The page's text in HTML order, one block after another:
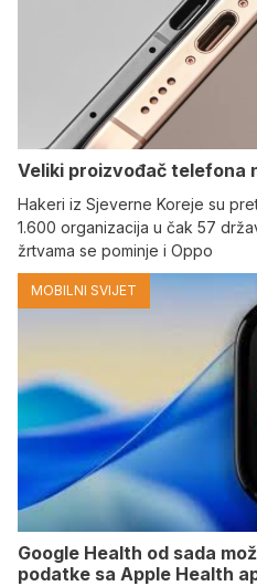
Veliki proizvođač telefona
Hakeri iz Sjeverne Koreje su
1.600 organizacija u čak 57
žrtvama se pominje i Oppo
MOBILNI SVIJET
Google Health od sada
podatke sa Apple Health